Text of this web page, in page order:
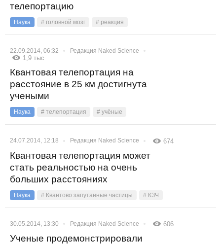
телепортацию
Наука # головной мозг # реакция
22.09.2014, 06:32 Редакция Naked Science
1,9 тыс
Квантовая телепортация на
расстояние в 25 км достигнута
учеными
Наука # телепортация # учёные
24.07.2014, 12:18 Редакция Naked Science 674
Квантовая телепортация может
стать реальностью на очень
больших расстояниях
Наука # Квантово запутанные частицы # КЗЧ
30.05.2014, 13:30 Редакция Naked Science 606
Ученые продемонстрировали